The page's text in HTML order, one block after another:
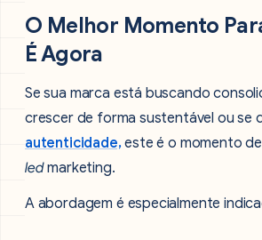
O Melhor Momento
É Agora
Se sua marca está buscando
crescer de forma sustentável ou se
autenticidade,este é o momento
ledmarketing.
A abordagem é especialmente